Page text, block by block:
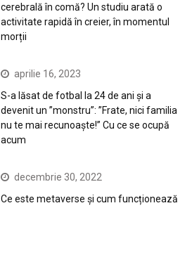
cerebrală în comă? Un studiu arată o
activitate rapidă în creier, în momentul
morții
aprilie 16, 2023
S-a lăsat de fotbal la 24 de ani și a
devenit un ”monstru”: ”Frate, nici familia
nu te mai recunoaște!” Cu ce se ocupă
acum
decembrie 30, 2022
Ce este metaverse și cum funcționează